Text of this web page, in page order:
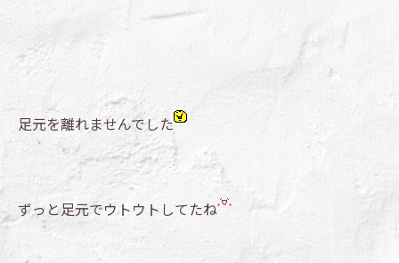
足元を離れませんでした
ずっと足元でウトウトしてたね